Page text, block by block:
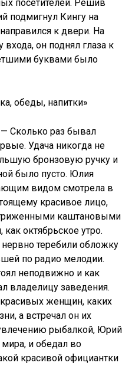
посетителей. Решив
подмигнул Кингу на
к двери. На
он поднял глаза к
буквами было
обеды, напитки»
Сколько раз бывал
Удача никогда не
бронзовую ручку и
было пусто. Юлия
видом смотрела в
красивое лицо,
каштановыми
октябрьское утро.
теребили обложку
по радио мелодии.
неподвижно и как
владелицу заведения.
женщин, каких
а встречал он их
рыбалкой, Юрий
и обедал во
красивой официантки